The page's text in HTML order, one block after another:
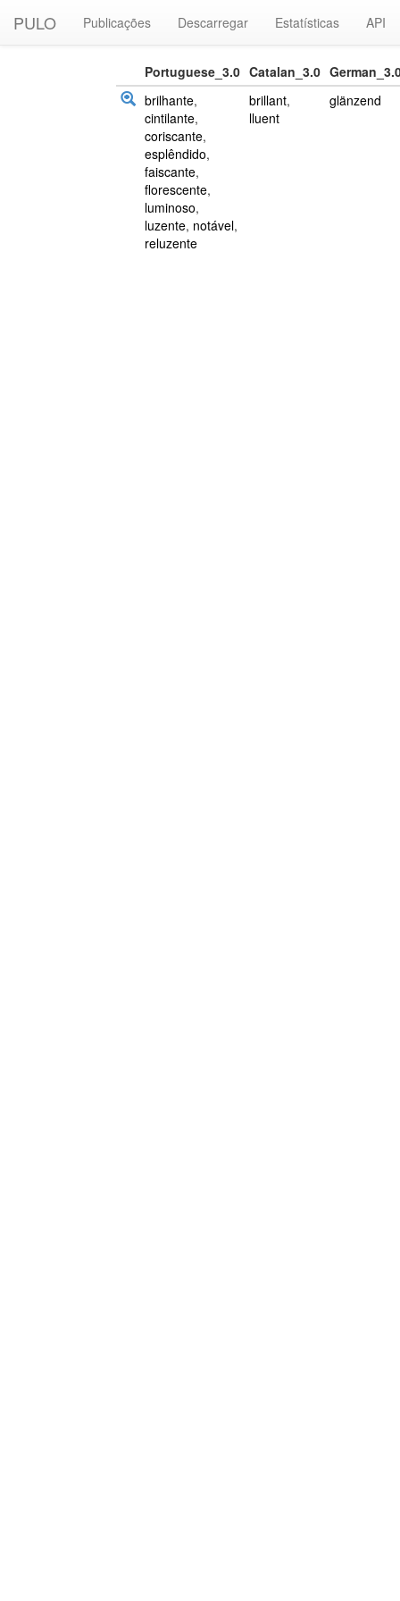
PULO Publicações Descarregar Estatísticas API
Portuguese_3.0 Catalan_3.0
brilhante,
cintilante,
coriscante,
esplêndido,
faiscante,
florescente,
luminoso,
luzente, notável,
reluzente
brillant,
lluent
glänzend